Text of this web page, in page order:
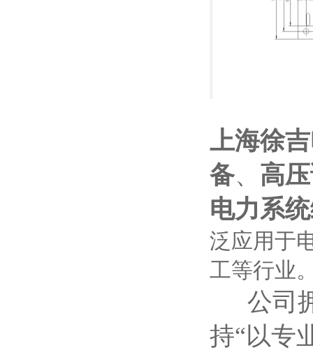
上海徐
备、 高
电力系
泛应用于
工等行业
公司拥
持“以专